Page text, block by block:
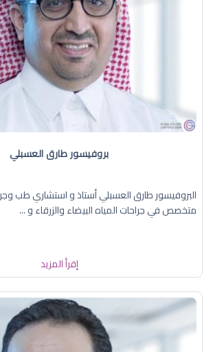
بروفيسور طارق العسبلي
البروفيسور طارق العسبلي أستاذ و استشاري طب
متخصص في جراحات المياه البيضاء والزرقاء و ...
إقرأ المزيد